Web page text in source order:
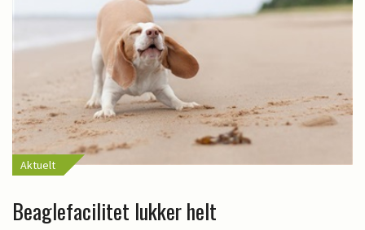
Aktuelt
Beaglefacilitet lukker helt